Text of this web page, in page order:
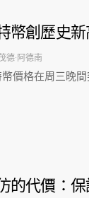
幣創歷史
德·阿德南
幣價格在周三晚
的代價：